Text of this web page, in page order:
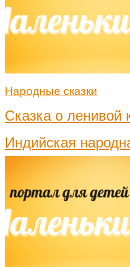
Народные сказки
Сказка о ленивой
Индийская